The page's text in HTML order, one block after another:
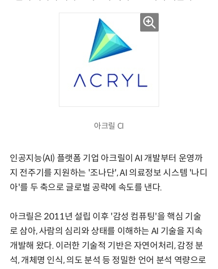
아크릴 CI
인공지능(AI) 플랫폼 기업 아크릴이 AI 개발부터 운영까
지 전주기를 지원하는 '조나단', AI 의료정보 시스템 '나디
아'를 두 축으로 글로벌 공략에 속도를 낸다.
아크릴은 2011년 설립 이후 '감성 컴퓨팅'을 핵심 기술
로 삼아, 사람의 심리와 상태를 이해하는 AI 기술을 지속
개발해 왔다. 이러한 기술적 기반은 자연어처리, 감정 분
석, 개체명 인식, 의도 분석 등 정밀한 언어 분석 역량으로